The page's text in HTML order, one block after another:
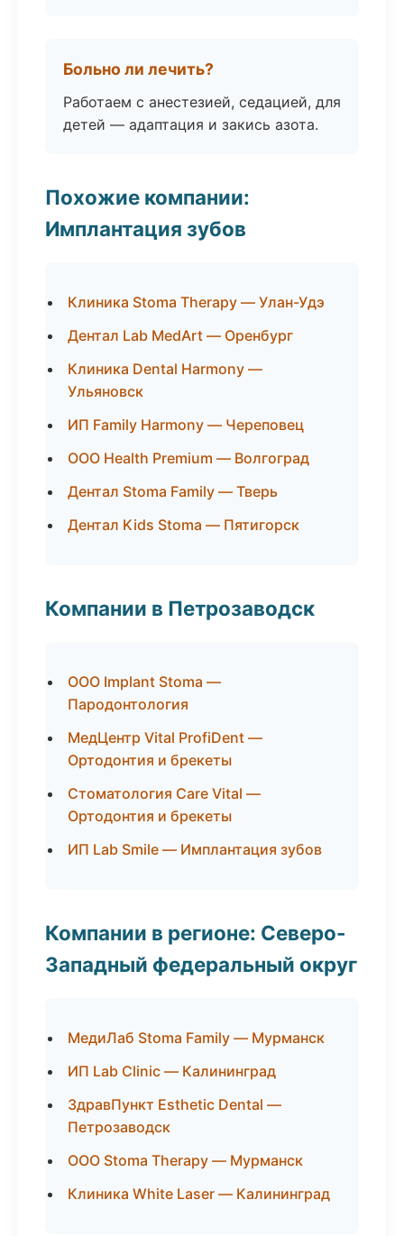
Больно ли лечить?
Работаем с анестезией, седацией, для
детей — адаптация и закись азота.
Похожие компании:
Имплантация зубов
Клиника Stoma Therapy — Улан-Удэ
Дентал Lab MedArt — Оренбург
Клиника Dental Harmony —
Ульяновск
ИП Family Harmony — Череповец
ООО Health Premium — Волгоград
Дентал Stoma Family — Тверь
Дентал Kids Stoma — Пятигорск
Компании в Петрозаводск
ООО Implant Stoma —
Пародонтология
МедЦентр Vital ProfiDent —
Ортодонтия и брекеты
Стоматология Care Vital —
Ортодонтия и брекеты
ИП Lab Smile — Имплантация зубов
Компании в регионе: Северо-
Западный федеральный округ
МедиЛаб Stoma Family — Мурманск
ИП Lab Clinic — Калининград
ЗдравПункт Esthetic Dental —
Петрозаводск
ООО Stoma Therapy — Мурманск
Клиника White Laser — Калининград